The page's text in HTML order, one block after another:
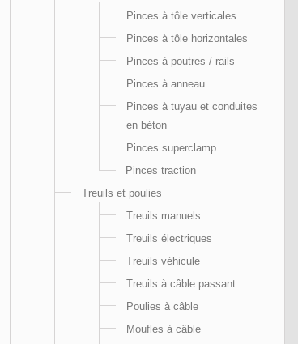
Pinces à tôle verticales
Pinces à tôle horizontales
Pinces à poutres / rails
Pinces à anneau
Pinces à tuyau et conduites
en béton
Pinces superclamp
Pinces traction
Treuils et poulies
Treuils manuels
Treuils électriques
Treuils véhicule
Treuils à câble passant
Poulies à câble
Moufles à câble